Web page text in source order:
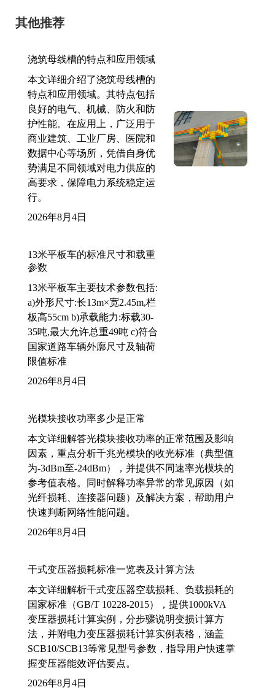
其他推荐
浇筑母线槽的特点和应用领域
本文详细介绍了浇筑母线槽的
特点和应用领域。其特点包括
良好的电气、机械、防火和防
护性能。在应用上，广泛用于
商业建筑、工业厂房、医院和
数据中心等场所，凭借自身优
势满足不同领域对电力供应的
高要求，保障电力系统稳定运
行。
2026年8月4日
13米平板车的标准尺寸和载重
参数
13米平板车主要技术参数包括:
a)外形尺寸:长13m×宽2.45m,栏
板高55cm b)承载能力:标载30-
35吨,最大允许总重49吨 c)符合
国家道路车辆外廓尺寸及轴荷
限值标准
2026年8月4日
光模块接收功率多少是正常
本文详细解答光模块接收功率的正常范围及影响
因素，重点分析千兆光模块的收光标准（典型值
为-3dBm至-24dBm），并提供不同速率光模块的
参考值表格。同时解释功率异常的常见原因（如
光纤损耗、连接器问题）及解决方案，帮助用户
快速判断网络性能问题。
2026年8月4日
干式变压器损耗标准一览表及计算方法
本文详细解析干式变压器空载损耗、负载损耗的
国家标准（GB/T 10228-2015），提供1000kVA
变压器损耗计算实例，分步骤说明变损计算方
法，并附电力变压器损耗计算实例表格，涵盖
SCB10/SCB13等常见型号参数，指导用户快速掌
握变压器能效评估要点。
2026年8月4日